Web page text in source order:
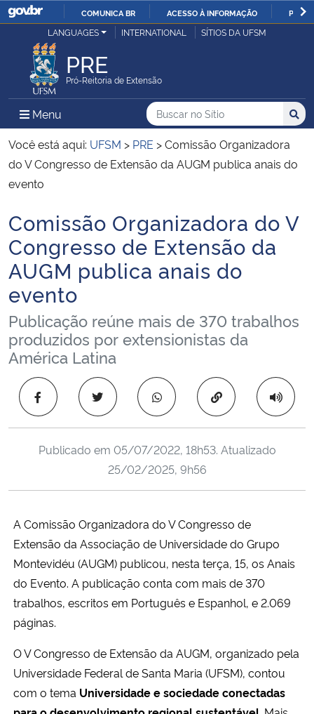
IR
COMUNICA BR ACESSO À INFORMAÇÃO
Ministério da Justiça e Segurança Pública
Ministério da Defesa
Ministério das Relações Exteriores
Ministério da Economia
Ministério da Infraestrutura
Ministério da Agricultura, Pecuária e Abastecimento
Ministério da Educação
Ministério da Cidadania
Ministério da Saúde
Ministério de Minas e Energia
Ministério do Meio Ambiente
Ministério do Desenvolvimento Regional
Controladoria-Geral da União
Ministério da Mulher, da Família e dos Direitos Humanos
Secretaria-Geral
Secretaria de Governo
LANGUAGES INTERNATIONAL SÍTIOS DA UFSM
PRE
Pró-Reitoria de Extensão
Menu Menu Principal do Sítio
Busca
Buscar no no Sítio
Busca:
Você está aqui: UFSM > PRE >Comissão Organizadora
do V Congresso de Extensão da AUGM publica anais do
evento
Início do conteúdo
Comissão Organizadora do V
Congresso de Extensão da
AUGM publica anais do
evento
Publicação reúne mais de 370 trabalhos
produzidos por extensionistas da
América Latina
Copiar para área
Publicado em 05/07/2022, 18h53. Atualizado
25/02/2025, 9h56
A Comissão Organizadora do V Congresso de
Extensão da Associação de Universidade do Grupo
Montevidéu (AUGM) publicou, nesta terça, 15, os Anais
do Evento. A publicação conta com mais de 370
trabalhos, escritos em Português e Espanhol, e 2.069
páginas.
O V Congresso de Extensão da AUGM, organizado pela
Universidade Federal de Santa Maria (UFSM), contou
com o tema Universidade e sociedade conectadas